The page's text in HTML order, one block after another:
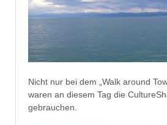
Nicht nur bei dem „Walk around
waren an diesem Tag die
gebrauchen.